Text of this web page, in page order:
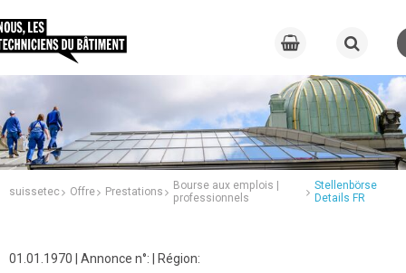
suissetec Offre Prestations
Bourse aux emplois |
professionnels
Stellenbörse
Details FR
01.01.1970 | Annonce n°: | Région: